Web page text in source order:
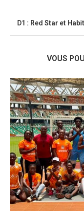
D1 : Red Star et
VOUS